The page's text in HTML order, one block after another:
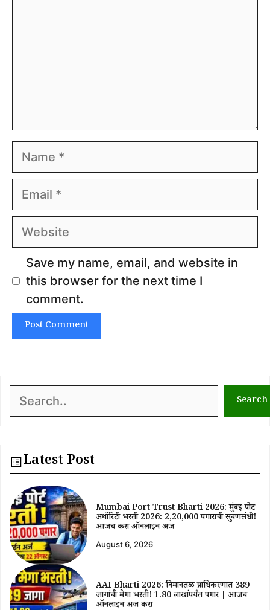
Name
Email
Website
Save my name, email, and website in
this browser for the next time I
comment.
Search Search
Latest Post
Mumbai Port Trust Bharti 2026: मुंबई पोर्ट
अथॉरिटी भरती 2026: ₹2,20,000 पगाराची सुवर्णसंधी!
आजच करा ऑनलाईन अर्ज
August 6, 2026
AAI Bharti 2026: विमानतळ प्राधिकरणात 389
जागांची मेगा भरती! ₹1.80 लाखांपर्यंत पगार | आजच
ऑनलाईन अर्ज करा